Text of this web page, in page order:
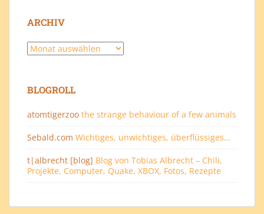
ARCHIV
Archiv
BLOGROLL
atomtigerzoo the strange behaviour of a few animals
Sebald.com Wichtiges, unwichtiges, überflüssiges…
t|albrecht [blog] Blog von Tobias Albrecht – Chili,
Projekte, Computer, Quake, XBOX, Fotos, Rezepte